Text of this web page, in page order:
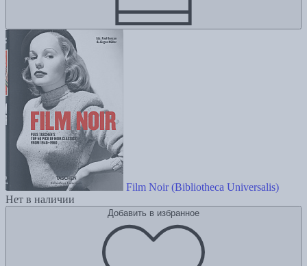
Film Noir (Bibliotheca Universalis)
Нет в наличии
Добавить в избранное